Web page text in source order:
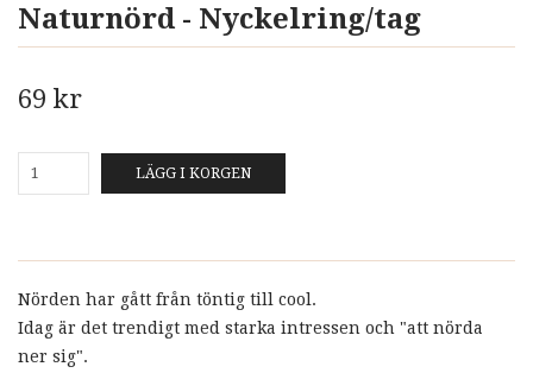
Naturnörd - Nyckelring/tag
69 kr
LÄGG I KORGEN
Nörden har gått från töntig till cool.
Idag är det trendigt med starka intressen och "att nörda
ner sig".